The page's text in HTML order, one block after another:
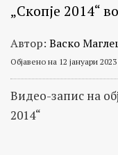
„Скопје 2014“
Автор: Васко
Објавено на 12 јануари
Видео-запис на
2014“